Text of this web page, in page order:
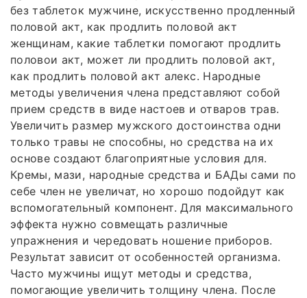
без таблеток мужчине, искусственно продленный
половой акт, как продлить половой акт
женщинам, какие таблетки помогают продлить
половои акт, может ли продлить половой акт,
как продлить половой акт алекс. Народные
методы увеличения члена представляют собой
прием средств в виде настоев и отваров трав.
Увеличить размер мужского достоинства одни
только травы не способны, но средства на их
основе создают благоприятные условия для.
Кремы, мази, народные средства и БАДы сами по
себе член не увеличат, но хорошо подойдут как
вспомогательный компонент. Для максимального
эффекта нужно совмещать различные
упражнения и чередовать ношение приборов.
Результат зависит от особенностей организма.
Часто мужчины ищут методы и средства,
помогающие увеличить толщину члена. После